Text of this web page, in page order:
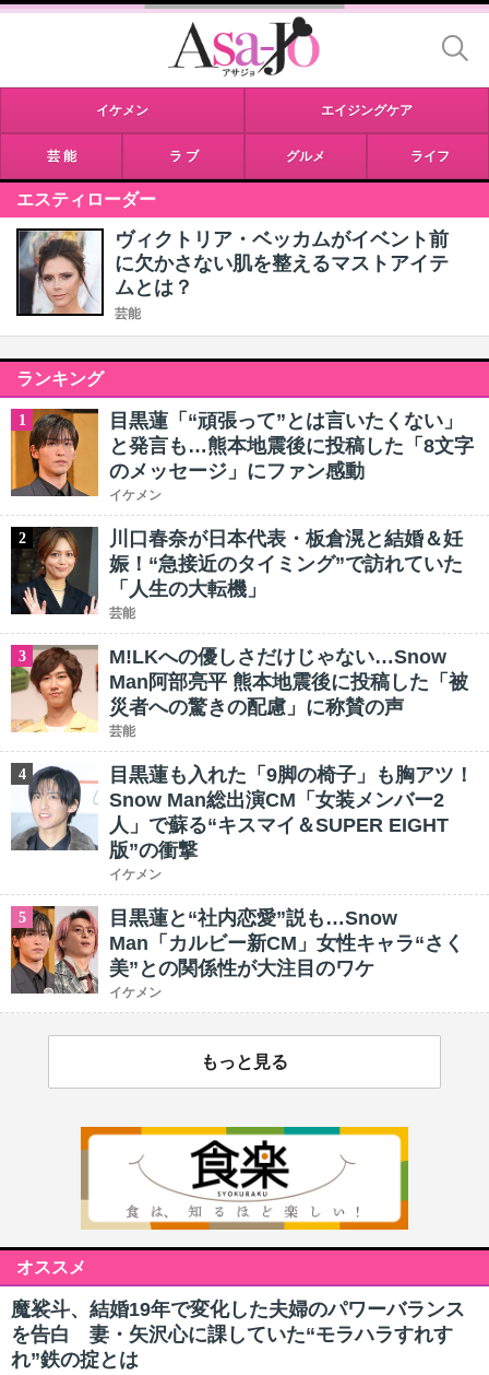
イケメン エイジングケア
芸 能 ラ ブ グルメ ライフ
エスティローダー
ヴィクトリア・ベッカムがイベント前
に欠かさない肌を整えるマストアイテ
ムとは？
芸能
ランキング
1
目黒蓮「“頑張って”とは言いたくない」
と発言も…熊本地震後に投稿した「8文字
のメッセージ」にファン感動
イケメン
2
川口春奈が日本代表・板倉滉と結婚＆妊
娠！“急接近のタイミング”で訪れていた
「人生の大転機」
芸能
3
M!LKへの優しさだけじゃない…Snow
Man阿部亮平 熊本地震後に投稿した「被
災者への驚きの配慮」に称賛の声
芸能
4
目黒蓮も入れた「9脚の椅子」も胸アツ！
Snow Man総出演CM「女装メンバー2
人」で蘇る“キスマイ＆SUPER EIGHT
版”の衝撃
イケメン
5
目黒蓮と“社内恋愛”説も…Snow
Man「カルビー新CM」女性キャラ“さく
美”との関係性が大注目のワケ
イケメン
もっと見る
オススメ
魔裟斗、結婚19年で変化した夫婦のパワーバランス
を告白 妻・矢沢心に課していた“モラハラすれす
れ”鉄の掟とは